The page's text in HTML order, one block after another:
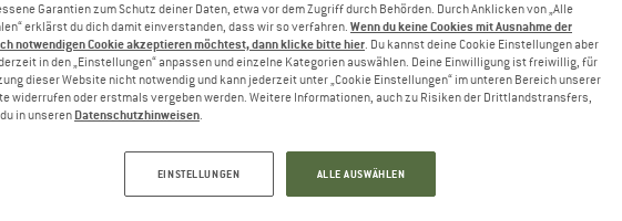
FÜR OUTDOOR-FOTOGRAFEN
Bergsteigen & Hochtouren
Outdooraktivitäten begleiten Fotorucksäcke ambitionierte
Garantien zum Schutz deiner Daten, etwa vor dem Zugriff durch Behörden. Durch Anklicken von „Alle
erklärst du dich damit einverstanden, dass wir so verfahren. Wenn du keine Cookies mit Ausnahme der
notwendigen Cookie akzeptieren möchtest, dann klicke bitte hier. Du kannst deine Cookie Einstellungen aber
in den „Einstellungen“ anpassen und einzelne Kategorien auswählen. Deine Einwilligung ist freiwillig, für
dieser Website nicht notwendig und kann jederzeit unter „Cookie Einstellungen“ im unteren Bereich unserer
widerrufen oder erstmals vergeben werden. Weitere Informationen, auch zu Risiken der Drittlandstransfers,
in unseren Datenschutzhinweisen.
EINSTELLUNGEN ALLE AUSWÄHLEN